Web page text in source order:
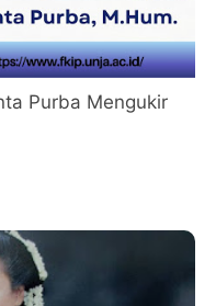
Purba Mengukir